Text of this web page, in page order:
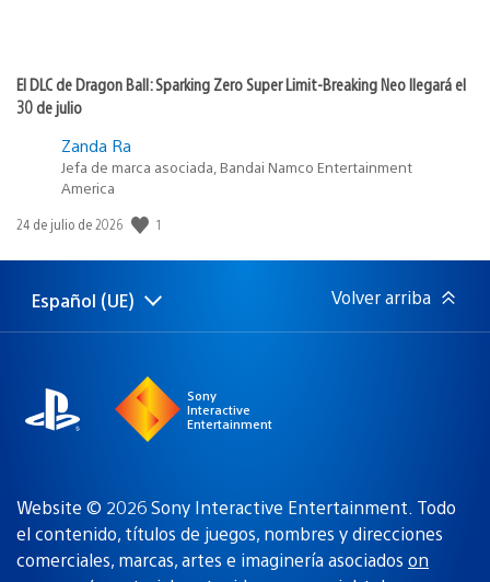
El DLC de Dragon Ball: Sparking Zero Super Limit-Breaking Neo llegará el
30 de julio
Zanda Ra
Jefa de marca asociada, Bandai Namco Entertainment
America
Fecha
publicación:
24 de julio de 2026 1
Selecciona
una
Región
actual:
Español (UE) Volver arriba
Sony
Interactive
Entertainment
Website © 2026 Sony Interactive Entertainment. Todo
el contenido, títulos de juegos, nombres y direcciones
comerciales, marcas, artes e imaginería asociados on